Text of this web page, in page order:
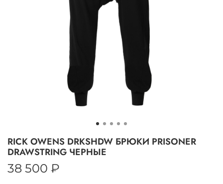
RICK OWENS DRKSHDW БРЮКИ PRISONER
DRAWSTRING ЧЕРНЫЕ
38 500 ₽